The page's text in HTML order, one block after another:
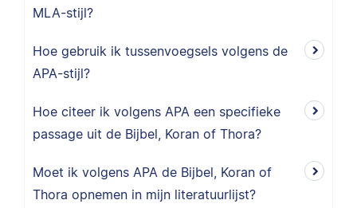
MLA-stijl?
Hoe gebruik ik tussenvoegsels volgens de
APA-stijl?
Hoe citeer ik volgens APA een specifieke
passage uit de Bijbel, Koran of Thora?
Moet ik volgens APA de Bijbel, Koran of
Thora opnemen in mijn literatuurlijst?